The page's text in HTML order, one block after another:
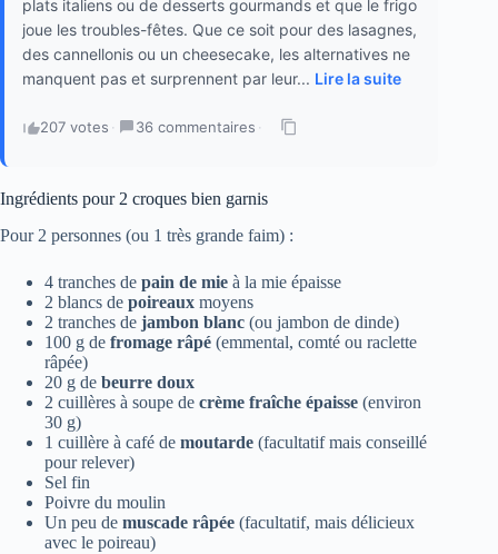
plats italiens ou de desserts gourmands et que le frigo
joue les troubles-fêtes. Que ce soit pour des lasagnes,
des cannellonis ou un cheesecake, les alternatives ne
manquent pas et surprennent par leur... Lire la suite
207 votes · 36 commentaires ·
Ingrédients pour 2 croques bien garnis
Pour 2 personnes (ou 1 très grande faim) :
4 tranches de pain de mie à la mie épaisse
2 blancs de poireaux moyens
2 tranches de jambon blanc (ou jambon de dinde)
100 g de fromage râpé (emmental, comté ou raclette
râpée)
20 g de beurre doux
2 cuillères à soupe de crème fraîche épaisse (environ
30 g)
1 cuillère à café de moutarde (facultatif mais conseillé
pour relever)
Sel fin
Poivre du moulin
Un peu de muscade râpée (facultatif, mais délicieux
avec le poireau)